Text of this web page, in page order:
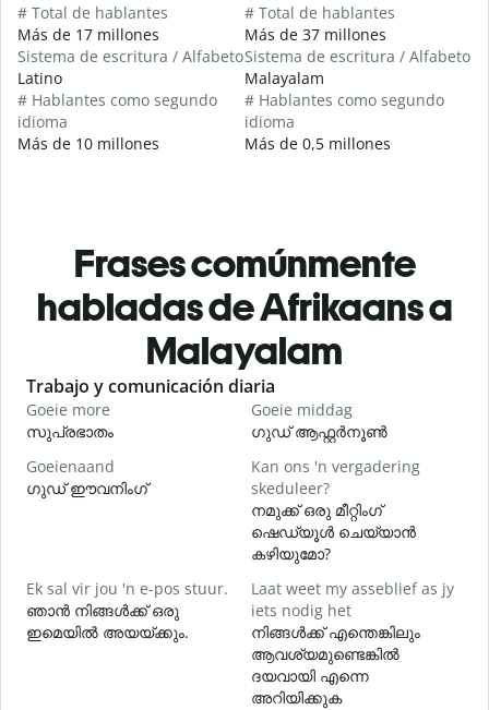
# Total de hablantes
Más de 17 millones
Sistema de escritura / Alfabeto
Latino
# Hablantes como segundo
idioma
Más de 10 millones
# Total de hablantes
Más de 37 millones
Sistema de escritura / Alfabeto
Malayalam
# Hablantes como segundo
idioma
Más de 0,5 millones
Frases comúnmente
habladas de Afrikaans a
Malayalam
Slide 1 of 6
Trabajo y comunicación diaria
Goeie more
സുപ്രഭാതം
Goeie middag
ഗുഡ് ആഫ്റ്റർനൂൺ
Goeienaand
ഗുഡ് ഈവനിംഗ്
Kan ons 'n vergadering
skeduleer?
നമുക്ക് ഒരു മീറ്റിംഗ്
ഷെഡ്യൂൾ ചെയ്യാൻ
കഴിയുമോ?
Ek sal vir jou 'n e-pos stuur.
ഞാൻ നിങ്ങൾക്ക് ഒരു
ഇമെയിൽ അയയ്ക്കും.
Laat weet my asseblief as jy
iets nodig het
നിങ്ങൾക്ക് എന്തെങ്കിലും
ആവശ്യമുണ്ടെങ്കിൽ
ദയവായി എന്നെ
അറിയിക്കുക